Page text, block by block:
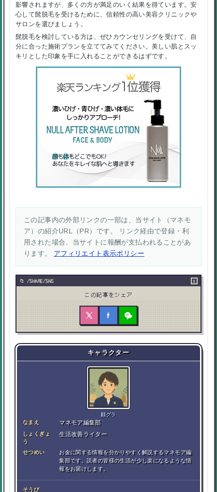
影響されますが、多くの方が満足のいく結果を得ています。安
心して髭脱毛を受けるために、信頼性の高い美容クリニックや
サロンを選びましょう。
髭脱毛を検討している方は、ぜひカウンセリングを受けて、自
分に合った施術プランを立ててみてください。美しい肌とスッ
キリとした印象を手に入れることができるはずです。​
この記事内の外部リンクの一部は、当サイト（マネモ
ア）の紹介URL（PR）です。 リンク経由で登録・利
用された場合、当サイトに報酬が支払われることがあ
ります。 アフィリエイト表示ポリシー
/SHARE/SNS ×
この記事をシェア
キャラクター
顔グラ
なまえ マネモア編集部
しょくぎょ
う
生活改善ライター
せつめい
お金に関する情報を分かりやすく解説するマネモア編
集部です。読者の皆様の生活が少し楽になるような情
報をお届けします。
そうび